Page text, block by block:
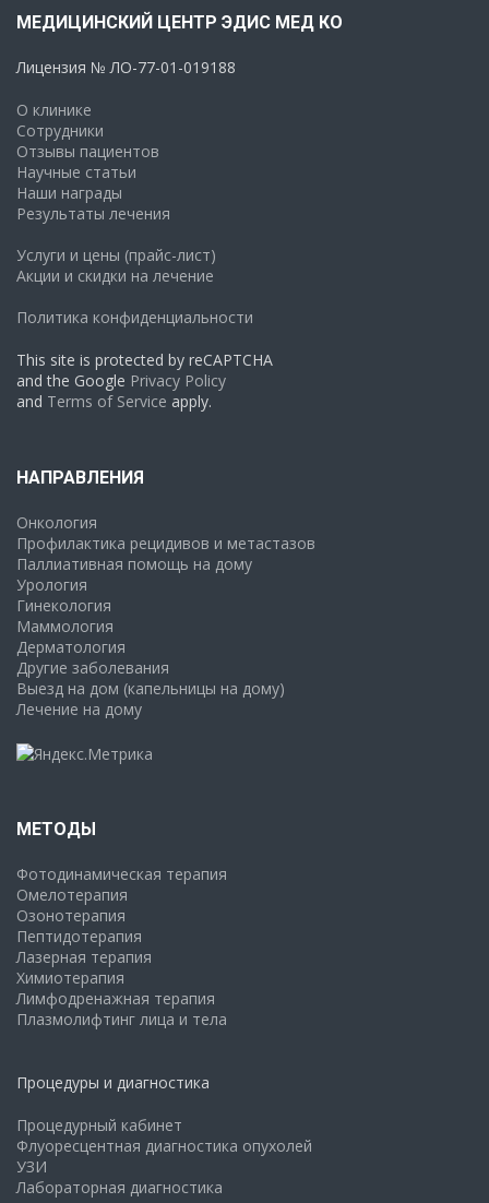
МЕДИЦИНСКИЙ ЦЕНТР ЭДИС МЕД КО
Лицензия № ЛО-77-01-019188
О клинике
Сотрудники
Отзывы пациентов
Научные статьи
Наши награды
Результаты лечения
Услуги и цены (прайс-лист)
Акции и скидки на лечение
Политика конфиденциальности
This site is protected by reCAPTCHA
and the Google Privacy Policy
and Terms of Service apply.
НАПРАВЛЕНИЯ
Онкология
Профилактика рецидивов и метастазов
Паллиативная помощь на дому
Урология
Гинекология
Маммология
Дерматология
Другие заболевания
Выезд на дом (капельницы на дому)
Лечение на дому
МЕТОДЫ
Фотодинамическая терапия
Омелотерапия
Озонотерапия
Пептидотерапия
Лазерная терапия
Химиотерапия
Лимфодренажная терапия
Плазмолифтинг лица и тела
Процедуры и диагностика
Процедурный кабинет
Флуоресцентная диагностика опухолей
УЗИ
Лабораторная диагностика